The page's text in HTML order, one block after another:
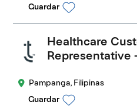
Guardar
Healthcare
Representative
Pampanga, Filipinas
Guardar